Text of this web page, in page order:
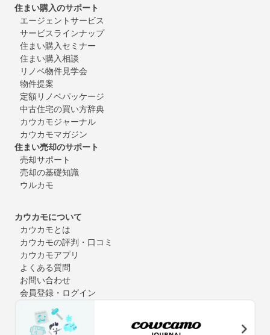
住まい購入のサポート
エージェントサービス
サービスラインナップ
住まい購入セミナー
住まい購入相談
リノベ物件見学会
物件提案
定額リノベパッケージ
中古住宅の買い方辞典
カウカモジャーナル
カウカモマガジン
住まい売却のサポート
売却サポート
売却の基礎知識
ウルカモ
カウカモについて
カウカモとは
カウカモの評判・口コミ
カウカモアプリ
よくある質問
お問い合わせ
会員登録・ログイン